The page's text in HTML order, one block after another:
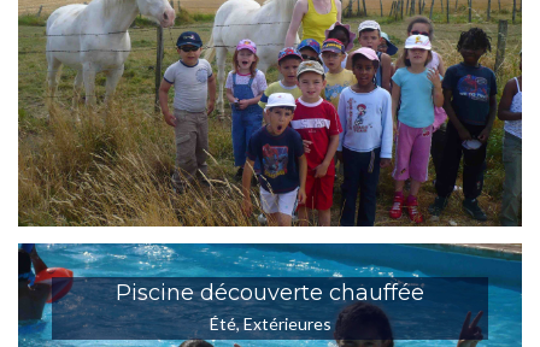
Piscine découverte chauffée
Été,Extérieures